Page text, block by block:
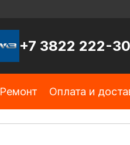
+7 3822 222-
Ремонт Оплата и